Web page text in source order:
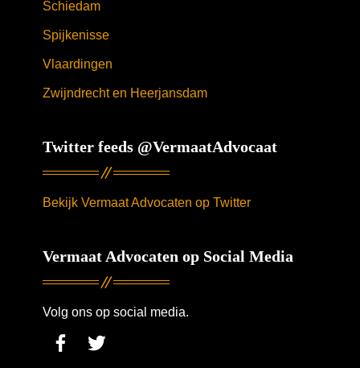
Schiedam
Spijkenisse
Vlaardingen
Zwijndrecht en Heerjansdam
Twitter feeds @VermaatAdvocaat
Bekijk Vermaat Advocaten op Twitter
Vermaat Advocaten op Social Media
Volg ons op social media.